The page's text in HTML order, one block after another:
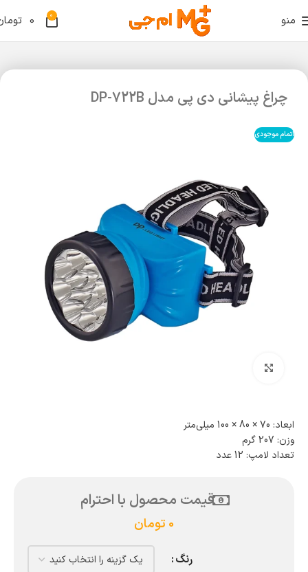
منو 0
0
چراغ پیشانی دی پی مدل DP-722B
اتمام موجودی
ابعاد: 70 × 80 × 100 میلی‌متر
وزن: 207 گرم
تعداد لامپ: 12 عدد
قیمت محصول با احترام
0 تومان
رنگ